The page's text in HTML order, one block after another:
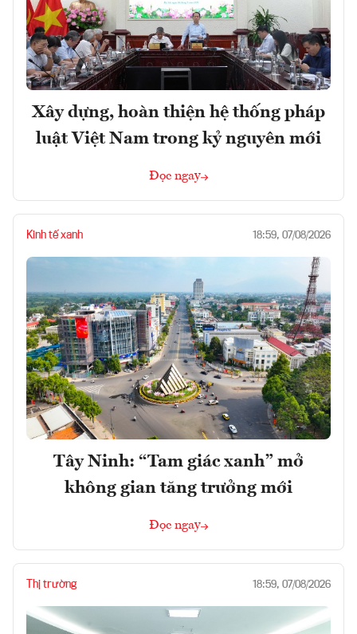
Xây dựng, hoàn thiện hệ thống pháp
luật Việt Nam trong kỷ nguyên mới
Đọc ngay
Kinh tế xanh 18:59, 07/08/2026
Tây Ninh: “Tam giác xanh” mở
không gian tăng trưởng mới
Đọc ngay
Thị trường 18:59, 07/08/2026